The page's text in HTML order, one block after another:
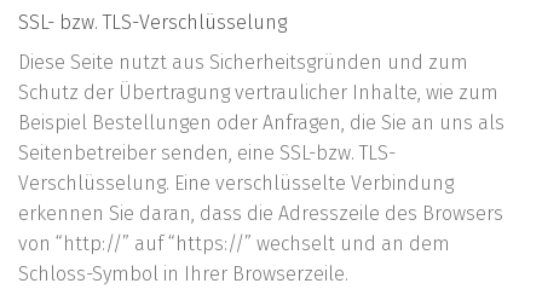
SSL- bzw. TLS-Verschlüsselung
Diese Seite nutzt aus Sicherheitsgründen und zum
Schutz der Übertragung vertraulicher Inhalte, wie zum
Beispiel Bestellungen oder Anfragen, die Sie an uns als
Seitenbetreiber senden, eine SSL-bzw. TLS-
Verschlüsselung. Eine verschlüsselte Verbindung
erkennen Sie daran, dass die Adresszeile des Browsers
von “http://” auf “https://” wechselt und an dem
Schloss-Symbol in Ihrer Browserzeile.